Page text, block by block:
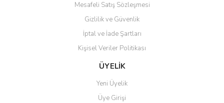
Gönder
Mesafeli Satış Sözleşmesi
Gizlilik ve Güvenlik
İptal ve İade Şartları
Kişisel Veriler Politikası
ÜYELİK
Yeni Üyelik
Üye Girişi